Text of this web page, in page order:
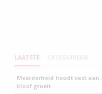
LAATSTE
Meerderheid houdt vast
kloof groeit